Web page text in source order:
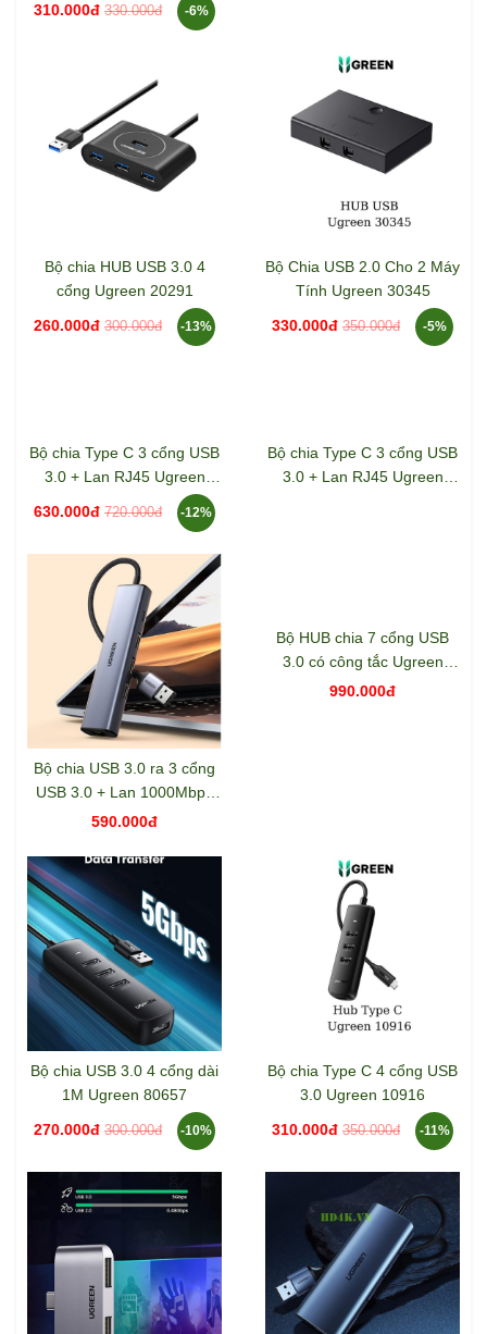
310.000đ 330.000đ -6%
Bộ chia HUB USB 3.0 4
cổng Ugreen 20291
260.000đ 300.000đ -13%
Bộ Chia USB 2.0 Cho 2 Máy
Tính Ugreen 30345
330.000đ 350.000đ -5%
Bộ chia Type C 3 cổng USB
3.0 + Lan RJ45 Ugreen
20932
630.000đ 720.000đ -12%
20920
Bộ chia USB 3.0 ra 3 cổng
USB 3.0 + Lan 1000Mbps
Ugreen 20915
590.000đ
Bộ HUB chia 7 cổng USB
3.0 có công tắc Ugreen
30778
990.000đ
Bộ chia USB 3.0 4 cổng dài
270.000đ 300.000đ -10%
Bộ chia Type C 4 cổng USB
3.0 Ugreen 10916
310.000đ 350.000đ -11%